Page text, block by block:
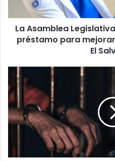
mejorar
atención
Salvador
La Asamblea
préstamo para
El
Imponen
años
de
prisión
a
violar